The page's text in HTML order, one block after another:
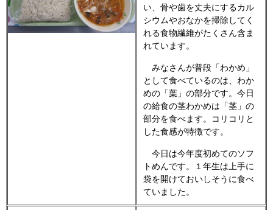
い、骨や歯を丈夫にするカル
シウムやおなかを掃除してく
れる食物繊維がたくさん含ま
れています。
みなさんが普段「わかめ」
として食べているのは、わか
めの「葉」の部分です。今日
の給食の茎わかめは「茎」の
部分を食べます。コリコリと
した食感が特徴です。
今日は今年度初めてのソフ
トめんです。１年生は上手に
袋を開けておいしそうに食べ
ていました。